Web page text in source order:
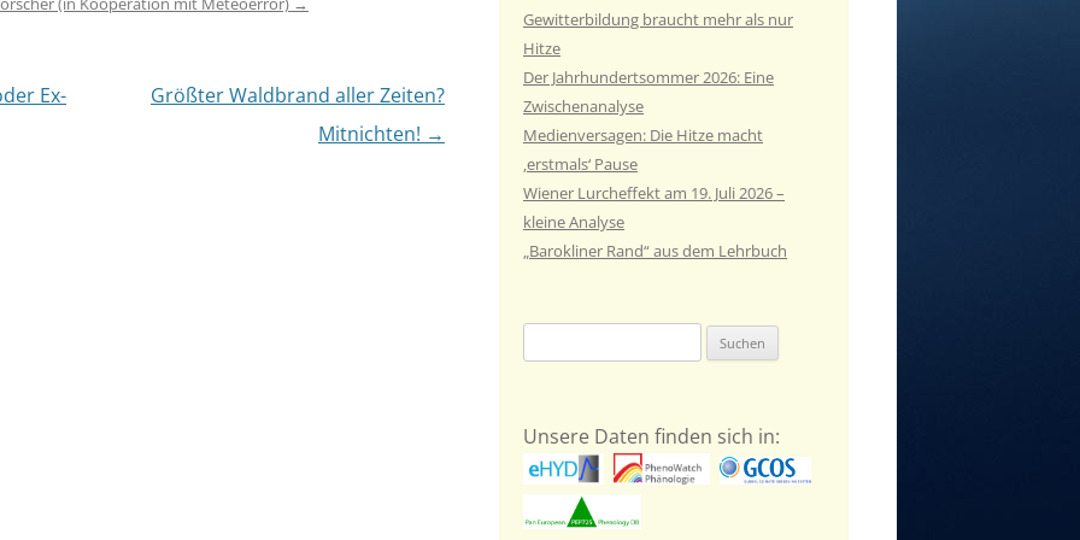
Ex-
Größter Waldbrand aller Zeiten?
Mitnichten! →
Gewitterbildung braucht mehr als nur
Hitze
Der Jahrhundertsommer 2026: Eine
Zwischenanalyse
Medienversagen: Die Hitze macht
‚erstmals‘ Pause
Wiener Lurcheffekt am 19. Juli 2026 –
kleine Analyse
„Barokliner Rand“ aus dem Lehrbuch
nach:
Unsere Daten finden sich in: